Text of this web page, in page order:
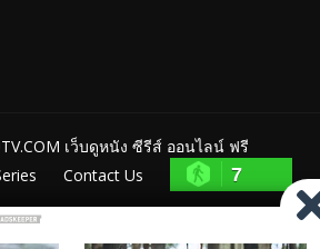
เว็บดูหนัง ซีรีส์ ออนไลน์ ฟรี
Contact Us 7